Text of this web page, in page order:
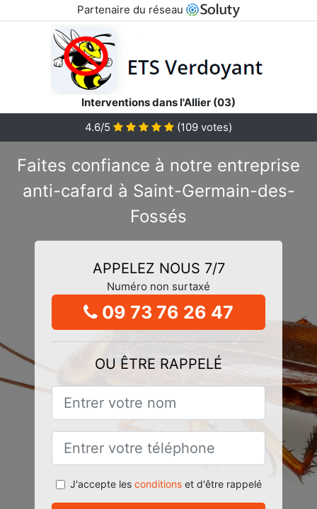
Partenaire du réseau
Interventions dans l'Allier (03)
4.6/5
(109 votes)
Faites confiance à notre entreprise
anti-cafard à Saint-Germain-des-
Fossés
APPELEZ NOUS 7/7
Numéro non surtaxé
09 73 76 26 47
OU ÊTRE RAPPELÉ
J'accepte les conditionset d'être rappelé